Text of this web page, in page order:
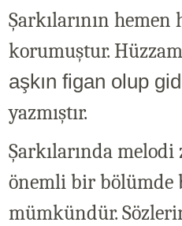
Şarkılarının
korumuştur.
aşkın figan olup
yazmıştır.
Şarkılarında
önemli bir bölümde
mümkündür.